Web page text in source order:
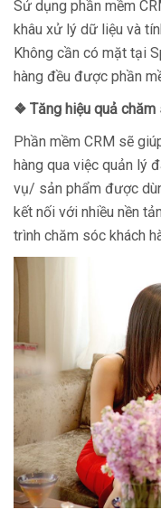
Sử dụng phần mềm
khâu xử lý dữ liệu và
Không cần có mặt tại
hàng đều được phần
❖ Tăng hiệu quả chăm
Phần mềm CRM sẽ
hàng qua việc quản lý
vụ/ sản phẩm được
kết nối với nhiều nền
trình chăm sóc khách